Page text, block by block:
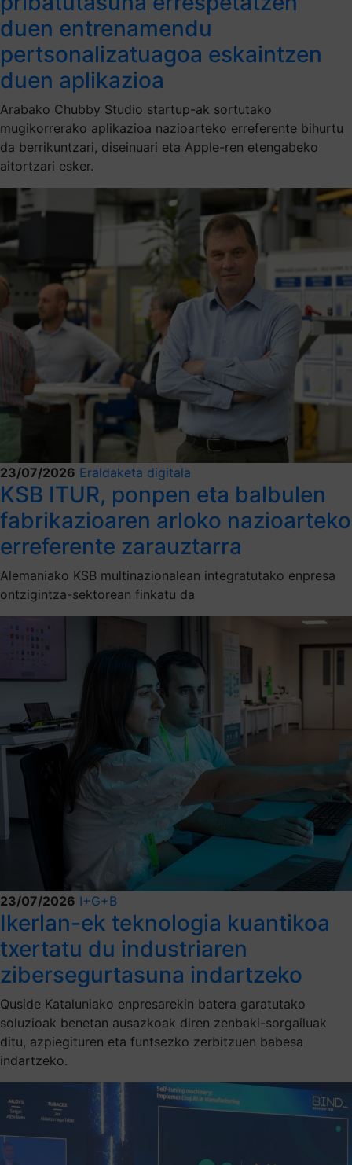
duen entrenamendu
pertsonalizatuagoa eskaintzen
duen aplikazioa
Arabako Chubby Studio startup-ak sortutako
mugikorrerako aplikazioa nazioarteko erreferente bihurtu
da berrikuntzari, diseinuari eta Apple-ren etengabeko
aitortzari esker.
23/07/2026 Eraldaketa digitala
KSB ITUR, ponpen eta balbulen
fabrikazioaren arloko nazioarteko
erreferente zarauztarra
Alemaniako KSB multinazionalean integratutako enpresa
ontzigintza-sektorean finkatu da
23/07/2026 I+G+B
Ikerlan-ek teknologia kuantikoa
txertatu du industriaren
zibersegurtasuna indartzeko
Quside Kataluniako enpresarekin batera garatutako
soluzioak benetan ausazkoak diren zenbaki-sorgailuak
ditu, azpiegituren eta funtsezko zerbitzuen babesa
indartzeko.